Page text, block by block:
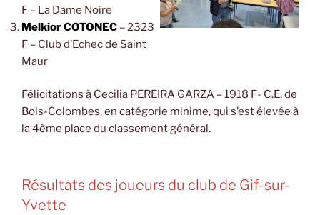
F – La Dame Noire
Melkior COTONEC – 2323
F – Club d’Echec de Saint
Maur
Félicitations à Cecilia PEREIRA GARZA – 1918 F- C.E. de
Bois-Colombes, en catégorie minime, qui s’est élevée à
la 4ème place du classement général.
Résultats des joueurs du club de Gif-sur-
Yvette